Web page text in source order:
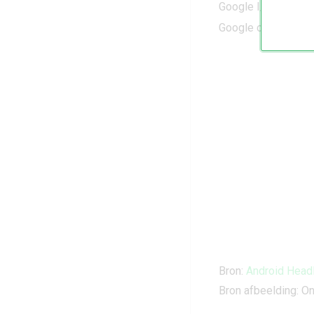
Google I/O 2026
Google onthult
Bron: Android
Bron afbeelding: